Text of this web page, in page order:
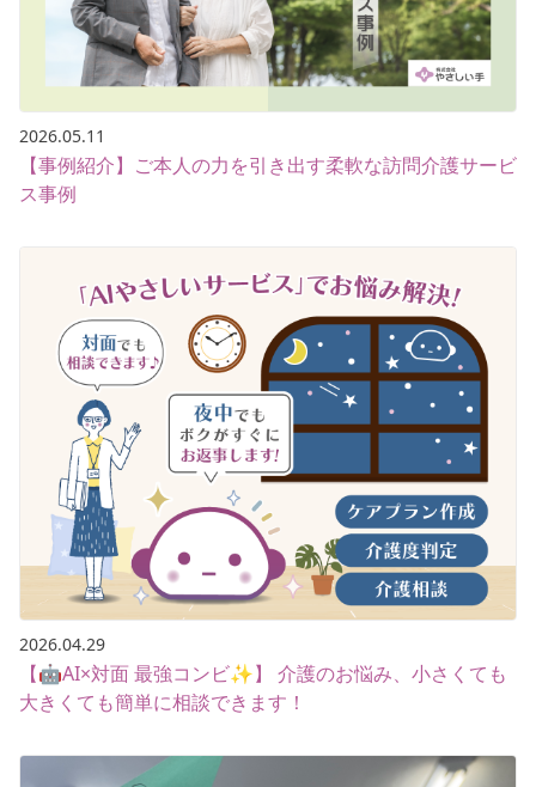
2026.05.11
【事例紹介】ご本人の力を引き出す柔軟な訪問介護サービ
ス事例
2026.04.29
【🤖AI×対面 最強コンビ✨】 介護のお悩み、小さくても
大きくても簡単に相談できます！